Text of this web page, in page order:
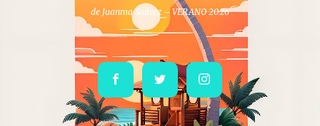
de Juanma Suárez – VERANO 2026
Facebook Twitter Instagram